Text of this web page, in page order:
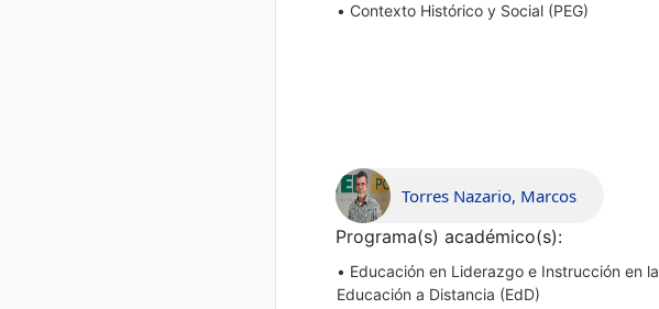
• Contexto Histórico y Social (PEG)
Torres Nazario, Marcos
Programa(s) académico(s):
• Educación en Liderazgo e Instrucción en la
Educación a Distancia (EdD)